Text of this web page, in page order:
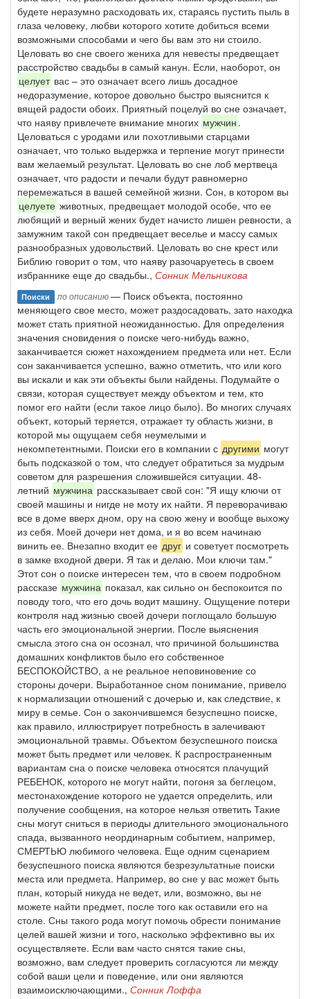
будете неразумно расходовать их, стараясь пустить пыль в
глаза человеку, любви которого хотите добиться всеми
возможными способами и чего бы вам это ни стоило.
Целовать во сне своего жениха для невесты предвещает
расстройство свадьбы в самый канун. Если, наоборот, он
целует вас – это означает всего лишь досадное
недоразумение, которое довольно быстро выяснится к
вящей радости обоих. Приятный поцелуй во сне означает,
что наяву привлечете внимание многих мужчин .
Целоваться с уродами или похотливыми старцами
означает, что только выдержка и терпение могут принести
вам желаемый результат. Целовать во сне лоб мертвеца
означает, что радости и печали будут равномерно
перемежаться в вашей семейной жизни. Сон, в котором вы
целуете животных, предвещает молодой особе, что ее
любящий и верный жених будет начисто лишен ревности, а
замужним такой сон предвещает веселье и массу самых
разнообразных удовольствий. Целовать во сне крест или
Библию говорит о том, что наяву разочаруетесь в своем
избраннике еще до свадьбы., Сонник Мельникова
Поиски по описанию— Поиск объекта, постоянно
меняющего свое место, может раздосадовать, зато находка
может стать приятной неожиданностью. Для определения
значения сновидения о поиске чего-нибудь важно,
заканчивается сюжет нахождением предмета или нет. Если
сон заканчивается успешно, важно отметить, что или кого
вы искали и как эти объекты были найдены. Подумайте о
связи, которая существует между объектом и тем, кто
помог его найти (если такое лицо было). Во многих случаях
объект, который теряется, отражает ту область жизни, в
которой мы ощущаем себя неумелыми и
некомпетентными. Поиски его в компании с другими могут
быть подсказкой о том, что следует обратиться за мудрым
советом для разрешения сложившейся ситуации. 48-
летний мужчина рассказывает свой сон: "Я ищу ключи от
своей машины и нигде не моту их найти. Я переворачиваю
все в доме вверх дном, ору на свою жену и вообще выхожу
из себя. Моей дочери нет дома, и я во всем начинаю
винить ее. Внезапно входит ее друг и советует посмотреть
в замке входной двери. Я так и делаю. Мои ключи там."
Этот сон о поиске интересен тем, что в своем подробном
рассказе мужчина показал, как сильно он беспокоится по
поводу того, что его дочь водит машину. Ощущение потери
контроля над жизнью своей дочери поглощало большую
часть его эмоциональной энергии. После выяснения
смысла этого сна он осознал, что причиной большинства
домашних конфликтов было его собственное
БЕСПОКОЙСТВО, а не реальное неповиновение со
стороны дочери. Выработанное сном понимание, привело
к нормализации отношений с дочерью и, как следствие, к
миру в семье. Сон о закончившемся безуспешно поиске,
как правило, иллюстрирует потребность в залечивают
эмоциональной травмы. Объектом безуспешного поиска
может быть предмет или человек. К распространенным
вариантам сна о поиске человека относятся плачущий
РЕБЕНОК, которого не могут найти, погоня за беглецом,
местонахождение которого не удается определить, или
получение сообщения, на которое нельзя ответить Такие
сны могут сниться в периоды длительного эмоционального
спада, вызванного неординарным событием, например,
СМЕРТЬЮ любимого человека. Еще одним сценарием
безуспешного поиска являются безрезультатные поиски
места или предмета. Например, во сне у вас может быть
план, который никуда не ведет, или, возможно, вы не
можете найти предмет, после того как оставили его на
столе. Сны такого рода могут помочь обрести понимание
целей вашей жизни и того, насколько эффективно вы их
осуществляете. Если вам часто снятся такие сны,
возможно, вам следует проверить согласуются ли между
собой ваши цели и поведение, или они являются
взаимоисключающими., Сонник Лоффа